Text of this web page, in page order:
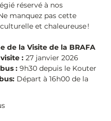
réservé à nos
manquez pas cette
et chaleureuse !
de la Visite de la BRAFA
: 27 janvier 2026
: 9h30 depuis le Kouter
Départ à 16h00 de la